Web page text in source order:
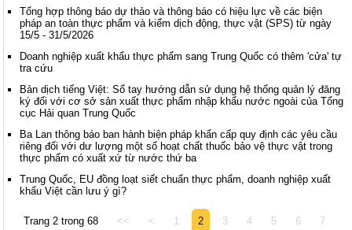
Tổng hợp thông báo dự thảo và thông báo có hiệu lực về các biện
pháp an toàn thực phẩm và kiểm dịch động, thực vật (SPS) từ ngày
15/5 - 31/5/2026
Doanh nghiệp xuất khẩu thực phẩm sang Trung Quốc có thêm 'cửa' tự
tra cứu
Bản dịch tiếng Việt: Sổ tay hướng dẫn sử dụng hệ thống quản lý đăng
ký đối với cơ sở sản xuất thực phẩm nhập khẩu nước ngoài của Tổng
cục Hải quan Trung Quốc
Ba Lan thông báo ban hành biện pháp khẩn cấp quy định các yêu cầu
riêng đối với dư lượng một số hoạt chất thuốc bảo vệ thực vật trong
thực phẩm có xuất xứ từ nước thứ ba
Trung Quốc, EU đồng loạt siết chuẩn thực phẩm, doanh nghiệp xuất
khẩu Việt cần lưu ý gì?
Trang 2 trong 68 << < 1 2 3 4 5 6 7